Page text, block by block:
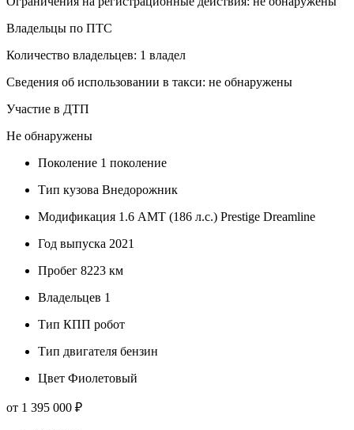
Владельцы по ПТС
Количество владельцев: 1 владел
Сведения об использовании в такси: не обнаружены
Участие в ДТП
Не обнаружены
Поколение 1 поколение
Тип кузова Внедорожник
Модификация 1.6 AMT (186 л.с.) Prestige Dreamline
Год выпуска 2021
Пробег 8223 км
Владельцев 1
Тип КПП робот
Тип двигателя бензин
Цвет Фиолетовый
от 1 395 000 ₽